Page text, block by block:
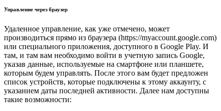
Управление через браузер
Удаленное управление, как уже отмечено, может
производиться прямо из браузера (https://myaccount.google.com)
или специального приложения, доступного в Google Play. И
там, и там вам необходимо войти в учетную запись Google,
указав данные, используемые на смартфоне или планшете,
которым будем управлять. После этого вам будет предложен
список устройств, которые подключены к этому аккаунту, с
указанием даты последней активности. Далее нам доступны
такие возможности: